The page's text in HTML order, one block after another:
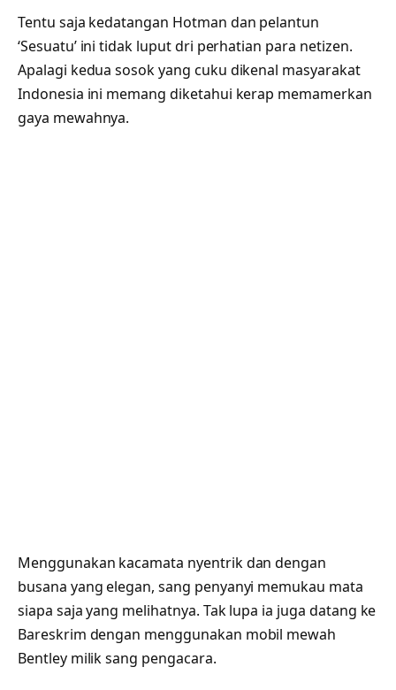
Tentu saja kedatangan Hotman dan pelantun
‘Sesuatu’ ini tidak luput dri perhatian para netizen.
Apalagi kedua sosok yang cuku dikenal masyarakat
Indonesia ini memang diketahui kerap memamerkan
gaya mewahnya.
Menggunakan kacamata nyentrik dan dengan
busana yang elegan, sang penyanyi memukau mata
siapa saja yang melihatnya. Tak lupa ia juga datang ke
Bareskrim dengan menggunakan mobil mewah
Bentley milik sang pengacara.